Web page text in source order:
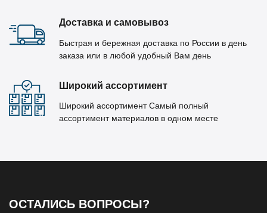
Доставка и самовывоз
Быстрая и бережная доставка по России в день
заказа или в любой удобный Вам день
Широкий ассортимент
Широкий ассортимент Самый полный
ассортимент материалов в одном месте
ОСТАЛИСЬ ВОПРОСЫ?